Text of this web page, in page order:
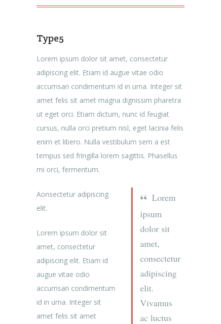
Type5
Lorem ipsum dolor sit amet, consectetur
adipiscing elit. Etiam id augue vitae odio
accumsan condimentum id in urna. Integer sit
amet felis sit amet magna dignissim pharetra
ut eget orci. Etiam dictum, nunc id feugiat
cursus, nulla orci pretium nisl, eget lacinia felis
enim et libero. Nulla vestibulum sem a est
tempus sed fringilla lorem sagittis. Phasellus
mi orci, fermentum.
Lorem
ipsum
dolor sit
amet,
consectetur
adipiscing
elit.
Vivamus
ac luctus
Aonsectetur adipiscing
elit.
Lorem ipsum dolor sit
amet, consectetur
adipiscing elit. Etiam id
augue vitae odio
accumsan condimentum
id in urna. Integer sit
amet felis sit amet